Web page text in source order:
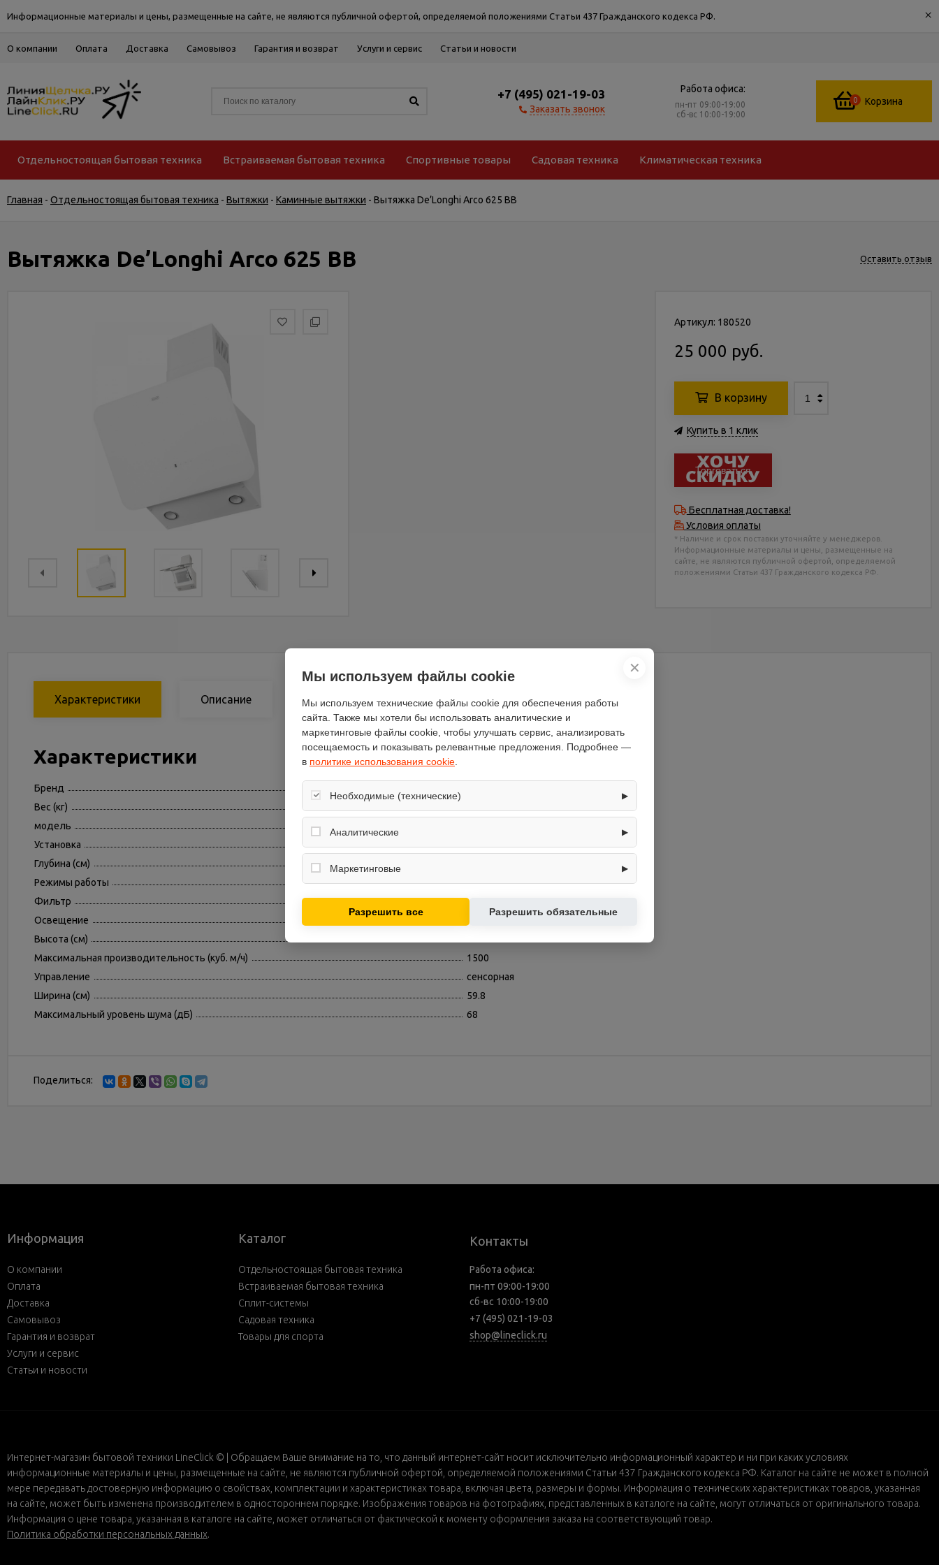
Информационные материалы и цены, размещенные на сайте, не являются публичной офертой, определяемой положениями Статьи 437 Гражданского кодекса РФ. ×
О компании Оплата Доставка Самовывоз Гарантия и возврат Услуги и сервис Статьи и новости
+7 (495) 021-19-03
Заказать звонок
Работа офиса:
пн-пт 09:00-19:00
сб-вс 10:00-19:00
0 Корзина
Отдельностоящая бытовая техника Встраиваемая бытовая техника Спортивные товары Садовая техника Климатическая техника
Главная - Отдельностоящая бытовая техника - Вытяжки - Каминные вытяжки - Вытяжка De’Longhi Arco 625 BB
Вытяжка De’Longhi Arco 625 BB Оставить отзыв
Артикул: 180520
25 000 руб.
В корзину
Купить в 1 клик
Торговаться
Бесплатная доставка!
Условия оплаты
* Наличие и срок поставки уточняйте у менеджеров.
Информационные материалы и цены, размещенные на
сайте, не являются публичной офертой, определяемой
положениями Статьи 437 Гражданского кодекса РФ.
Характеристики Описание Отзывы(0)
Характеристики
Бренд
Вес (кг)
модель
Установка
наклонная
Глубина (см)
Режимы работы
отвод/циркуляция
Фильтр
жироулавливающий
Освещение
светодиодная лампа
Высота (см)
Максимальная производительность (куб. м/ч)
1500
Управление
сенсорная
Ширина (см)
59.8
Максимальный уровень шума (дБ)
68
Поделиться:
Информация
О компании
Оплата
Доставка
Самовывоз
Гарантия и возврат
Услуги и сервис
Статьи и новости
Каталог
Отдельностоящая бытовая техника
Встраиваемая бытовая техника
Сплит-системы
Садовая техника
Товары для спорта
Контакты
Работа офиса:
пн-пт 09:00-19:00
сб-вс 10:00-19:00
+7 (495) 021-19-03
shop@lineclick.ru
Интернет-магазин бытовой техники LineClick © | Обращаем Ваше внимание на то, что данный интернет-сайт носит исключительно информационный характер и ни при каких условиях
информационные материалы и цены, размещенные на сайте, не являются публичной офертой, определяемой положениями Статьи 437 Гражданского кодекса РФ. Каталог на сайте не может в полной
мере передавать достоверную информацию о свойствах, комплектации и характеристиках товара, включая цвета, размеры и формы. Информация о технических характеристиках товаров, указанная
на сайте, может быть изменена производителем в одностороннем порядке. Изображения товаров на фотографиях, представленных в каталоге на сайте, могут отличаться от оригинального товара.
Информация о цене товара, указанная в каталоге на сайте, может отличаться от фактической к моменту оформления заказа на соответствующий товар.
Политика обработки персональных данных.
✕
Мы используем файлы cookie
Мы используем технические файлы cookie для обеспечения работы
сайта. Также мы хотели бы использовать аналитические и
маркетинговые файлы cookie, чтобы улучшать сервис, анализировать
посещаемость и показывать релевантные предложения. Подробнее —
в политике использования cookie
Необходимые (технические) ▶
Обеспечивают корректную работу сайта: оформление заказа, корзина,
вход в личный кабинет. Без них основные функции могут быть
Аналитические ▶
Собирают обезличенную информацию о посещениях и использовании
сайта (например, счётчики аналитики), помогают улучшать интерфейс и
Маркетинговые ▶
Разрешить все Разрешить обязательные